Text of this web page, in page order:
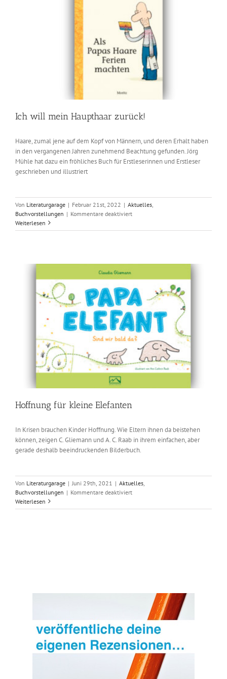
Ich will mein Haupthaar zurück!
Haare, zumal jene auf dem Kopf von Männern, und deren Erhalt haben
in den vergangenen Jahren zunehmend Beachtung gefunden. Jörg
Mühle hat dazu ein fröhliches Buch für Erstleserinnen und Erstleser
geschrieben und illustriert
Von Literaturgarage | Februar 21st, 2022 | Aktuelles
Buchvorstellungen | Kommentare deaktiviertfür
will
Weiterlesen
Hoffnung für kleine Elefanten
In Krisen brauchen Kinder Hoffnung. Wie Eltern ihnen da beistehen
können, zeigen C. Gliemann und A. C. Raab in ihrem einfachen, aber
gerade deshalb beeindruckenden Bilderbuch.
Von Literaturgarage | Juni 29th, 2021 | Aktuelles
Buchvorstellungen | Kommentare deaktiviertfür
für
Weiterlesen